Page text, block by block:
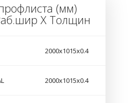
(мм)
Х Толщин
2000х1015х0.4
2000х1015х0.4